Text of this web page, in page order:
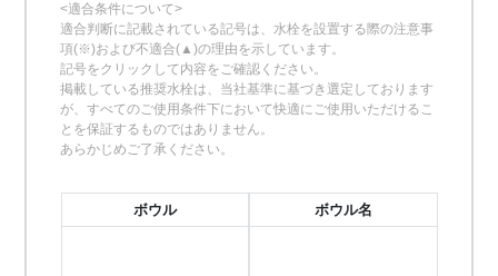
<適合条件について>
適合判断に記載されている記号は、水栓を設置する際の注意事
項(※)および不適合(▲)の理由を示しています。
記号をクリックして内容をご確認ください。
掲載している推奨水栓は、当社基準に基づき選定しております
が、すべてのご使用条件下において快適にご使用いただけるこ
とを保証するものではありません。
あらかじめご了承ください。
ボウル ボウル名